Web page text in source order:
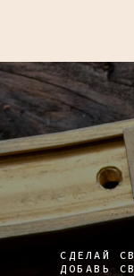
СДЕЛАЙ
ДОБАВЬ